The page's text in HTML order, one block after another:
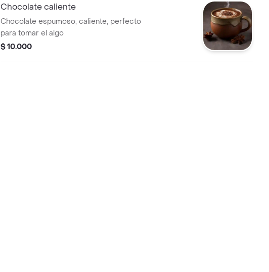
Chocolate caliente
Chocolate espumoso, caliente, perfecto
para tomar el algo
$ 10.000